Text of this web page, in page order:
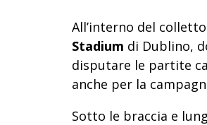
All’interno del
Stadium di Dublino,
disputare le partite
anche per la
Sotto le braccia e